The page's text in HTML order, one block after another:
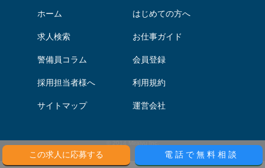
この求人に応募する 電話で無料相談
ホーム はじめての方へ
求人検索 お仕事ガイド
警備員コラム 会員登録
採用担当者様へ 利用規約
サイトマップ 運営会社